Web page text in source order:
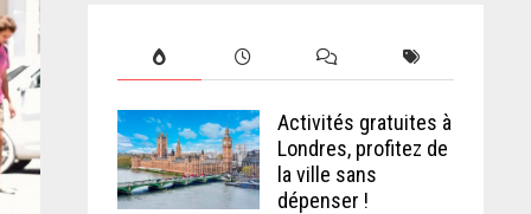
Activités gratuites à
Londres, profitez de
la ville sans
dépenser !